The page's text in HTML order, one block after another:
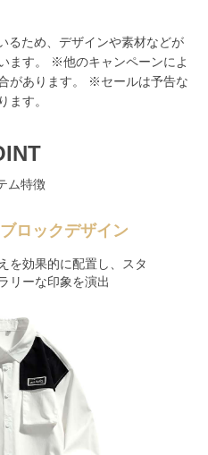
るため、デザインや素材などが
ます。 ※他のキャンペーンによ
があります。 ※セールは予告な
ます。
ム特徴
ロックデザイン
を効果的に配置し、スタ
リーな印象を演出